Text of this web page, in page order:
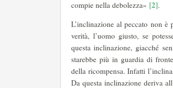
compie nella debolezza» [2].
L’inclinazione al peccato non
verità, l’uomo giusto, se
questa inclinazione, giacché
starebbe più in guardia di
della ricompensa. Infatti
Da questa inclinazione deriva